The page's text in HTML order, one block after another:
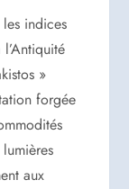
les indices
»
forgée
aux